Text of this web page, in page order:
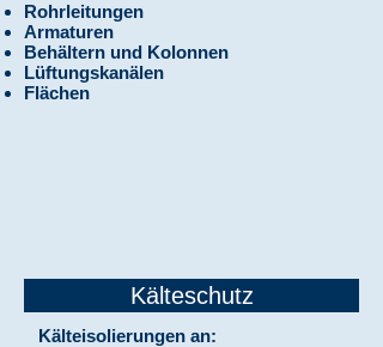
Kälteschutz
Rohrleitungen
Armaturen
Behältern und Kolonnen
Lüftungskanälen
Flächen
Kälteisolierungen an: